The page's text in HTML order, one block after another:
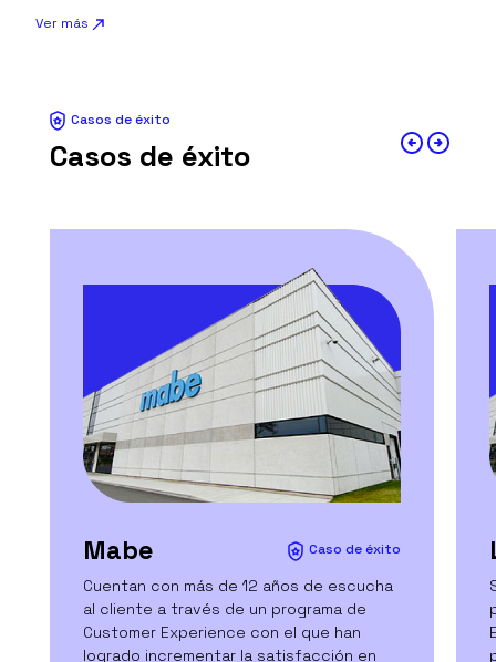
Ver más
Casos de éxito
Casos de éxito
Caso de éxito
Mabe
Cuentan con más de 12 años de escucha
al cliente a través de un programa de
Customer Experience con el que han
logrado incrementar la satisfacción en